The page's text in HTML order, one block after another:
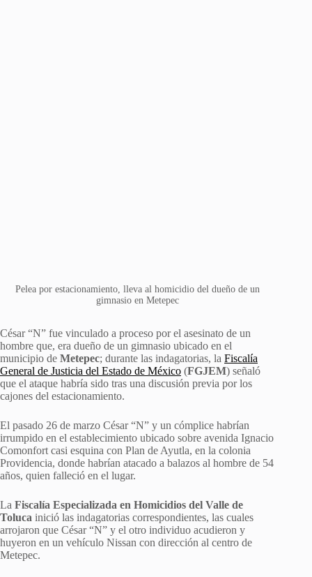
Pelea por estacionamiento, lleva al homicidio del dueño de un
gimnasio en Metepec
César “N” fue vinculado a proceso por el asesinato de un
hombre que, era dueño de un gimnasio ubicado en el
municipio de Metepec; durante las indagatorias, la Fiscalía
General de Justicia del Estado de México (FGJEM) señaló
que el ataque habría sido tras una discusión previa por los
cajones del estacionamiento.
El pasado 26 de marzo César “N” y un cómplice habrían
irrumpido en el establecimiento ubicado sobre avenida Ignacio
Comonfort casi esquina con Plan de Ayutla, en la colonia
Providencia, donde habrían atacado a balazos al hombre de 54
años, quien falleció en el lugar.
La Fiscalía Especializada en Homicidios del Valle de
Toluca inició las indagatorias correspondientes, las cuales
arrojaron que César “N” y el otro individuo acudieron y
huyeron en un vehículo Nissan con dirección al centro de
Metepec.